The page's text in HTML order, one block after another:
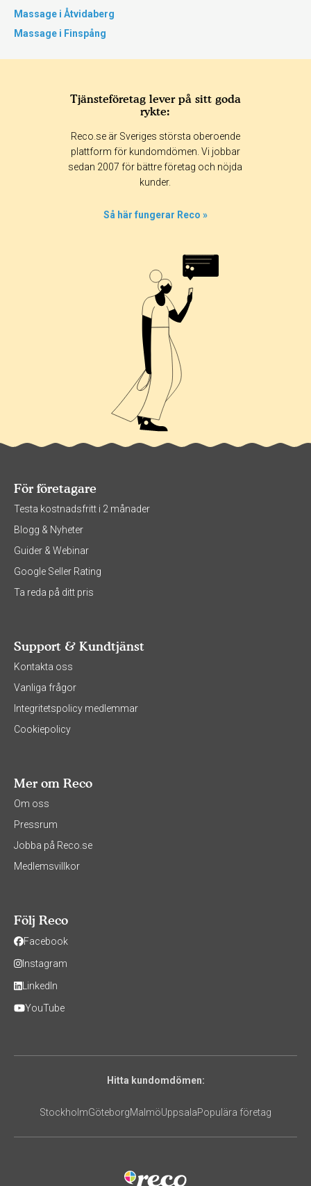
Massage i Åtvidaberg
Massage i Finspång
Tjänsteföretag lever på sitt goda
rykte:
Reco.se är Sveriges största oberoende
plattform för kundomdömen. Vi jobbar
sedan 2007 för bättre företag och nöjda
kunder.
Så här fungerar Reco »
För företagare
Testa kostnadsfritt i 2 månader
Blogg & Nyheter
Guider & Webinar
Google Seller Rating
Ta reda på ditt pris
Support & Kundtjänst
Kontakta oss
Vanliga frågor
Integritetspolicy medlemmar
Cookiepolicy
Mer om Reco
Om oss
Pressrum
Jobba på Reco.se
Medlemsvillkor
Följ Reco
Facebook
Instagram
LinkedIn
YouTube
Hitta kundomdömen:
StockholmGöteborgMalmöUppsalaPopulära företag